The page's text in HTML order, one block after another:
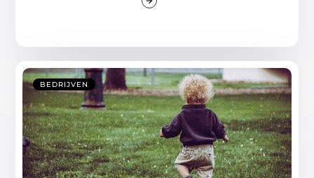
BEDRIJVEN